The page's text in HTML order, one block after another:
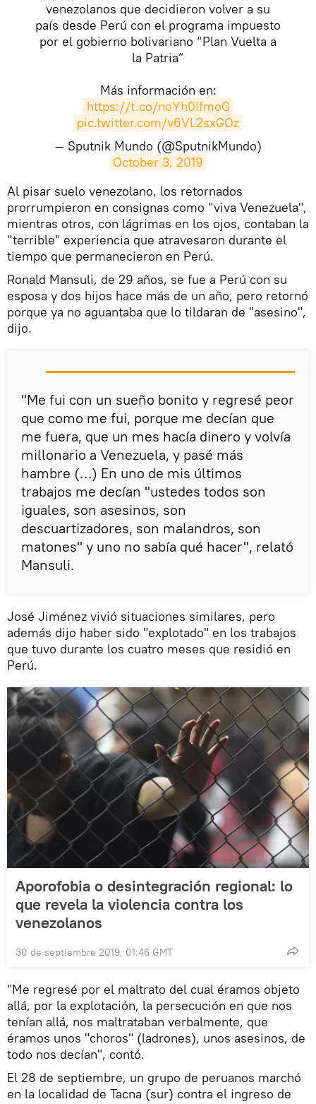
venezolanos que decidieron volver a su
país desde Perú con el programa impuesto
por el gobierno bolivariano “Plan Vuelta a
la Patria”
Más información en:
https://t.co/noYh0lfmoG
pic.twitter.com/v6VL2sxGOz
— Sputnik Mundo (@SputnikMundo)
October 3, 2019
​Al pisar suelo venezolano, los retornados
prorrumpieron en consignas como "viva Venezuela",
mientras otros, con lágrimas en los ojos, contaban la
"terrible" experiencia que atravesaron durante el
tiempo que permanecieron en Perú.
Ronald Mansuli, de 29 años, se fue a Perú con su
esposa y dos hijos hace más de un año, pero retornó
porque ya no aguantaba que lo tildaran de "asesino",
dijo.
"Me fui con un sueño bonito y regresé peor
que como me fui, porque me decían que
me fuera, que un mes hacía dinero y volvía
millonario a Venezuela, y pasé más
hambre (…) En uno de mis últimos
trabajos me decían "ustedes todos son
iguales, son asesinos, son
descuartizadores, son malandros, son
matones" y uno no sabía qué hacer", relató
Mansuli.
José Jiménez vivió situaciones similares, pero
además dijo haber sido "explotado" en los trabajos
que tuvo durante los cuatro meses que residió en
Perú.
Aporofobia o desintegración regional: lo
que revela la violencia contra los
venezolanos
30 de septiembre 2019, 01:46 GMT
"Me regresé por el maltrato del cual éramos objeto
allá, por la explotación, la persecución en que nos
tenían allá, nos maltrataban verbalmente, que
éramos unos "choros" (ladrones), unos asesinos, de
todo nos decían", contó.
El 28 de septiembre, un grupo de peruanos marchó
en la localidad de Tacna (sur) contra el ingreso de